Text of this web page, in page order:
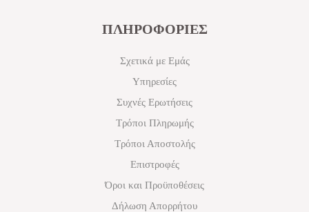
ΠΛΗΡΟΦΟΡΙΕΣ
Σχετικά με Εμάς
Υπηρεσίες
Συχνές Ερωτήσεις
Τρόποι Πληρωμής
Τρόποι Αποστολής
Επιστροφές
Όροι και Προϋποθέσεις
Δήλωση Απορρήτου